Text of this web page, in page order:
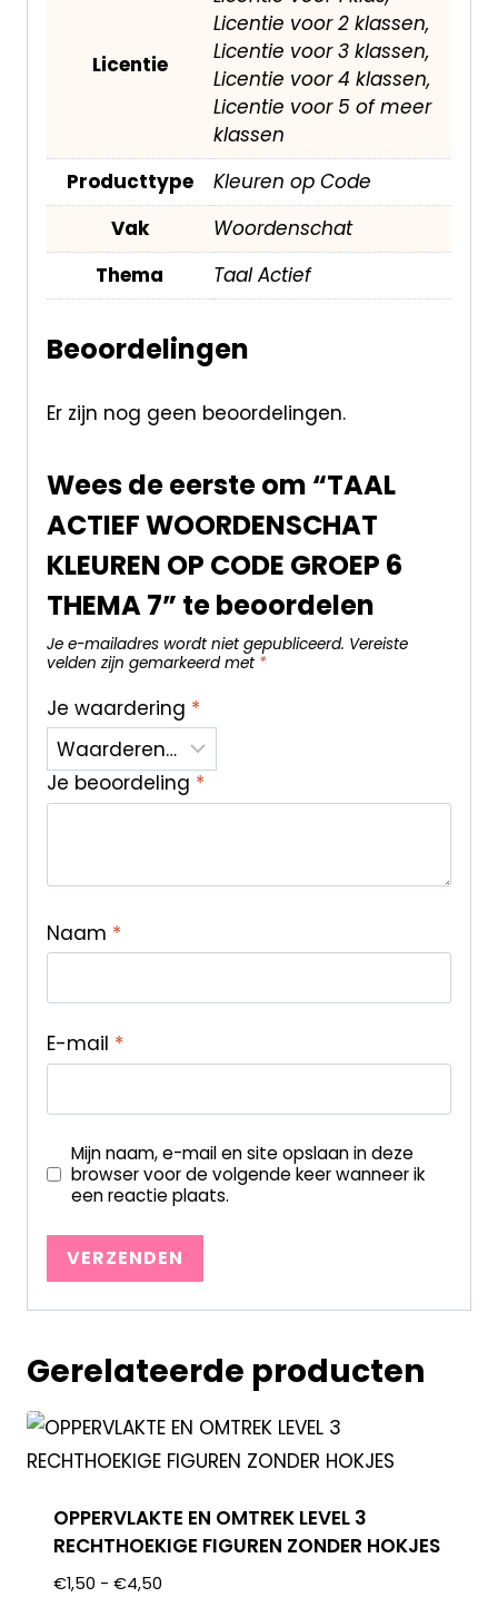
Licentie
Licentie voor 2 klassen,
Licentie voor 3 klassen,
Licentie voor 4 klassen,
Licentie voor 5 of meer
klassen
Producttype
Kleuren op Code
Vak
Woordenschat
Thema
Taal Actief
Beoordelingen
Er zijn nog geen beoordelingen.
Wees de eerste om “TAAL
ACTIEF WOORDENSCHAT
KLEUREN OP CODE GROEP 6
THEMA 7” te beoordelen
Je e-mailadres wordt niet gepubliceerd. Vereiste
velden zijn gemarkeerd met *
Je waardering *
Je beoordeling *
Naam *
E-mail *
Mijn naam, e-mail en site opslaan in deze
browser voor de volgende keer wanneer ik
een reactie plaats.
Gerelateerde producten
OPPERVLAKTE EN OMTREK LEVEL 3
RECHTHOEKIGE FIGUREN ZONDER HOKJES
€1,50 - €4,50